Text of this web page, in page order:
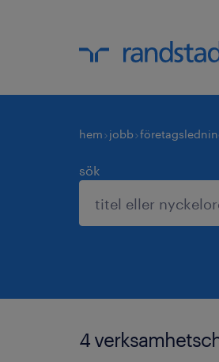
hem jobb
sök
4